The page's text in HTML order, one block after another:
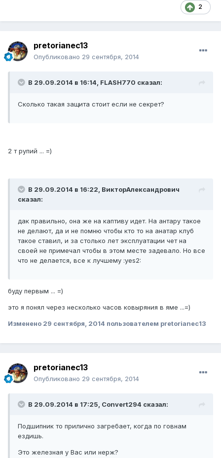
2
pretorianec13
Опубликовано 29 сентября, 2014
В 29.09.2014 в 16:14, FLASH770 сказал:
Сколько такая защита стоит если не секрет?
2 т рупий ... =)
В 29.09.2014 в 16:22, ВикторАлександрович
сказал:
дак правильно, она же на каптиву идет. На антару такое
не делают, да и не помню чтобы кто то на анатар клуб
такое ставил, и за столько лет эксплуатации чет на
своей не примечал чтобы в этом месте задевало. Но все
что не делается, все к лучшему :yes2:
буду первым ... =)
это я понял через несколько часов ковыряния в яме ...=)
Изменено 29 сентября, 2014 пользователем pretorianec13
pretorianec13
Опубликовано 29 сентября, 2014
В 29.09.2014 в 17:25, Convert294 сказал:
Подшипник то прилично загребает, когда по говнам
ездишь.
Это железная у Вас или нерж?